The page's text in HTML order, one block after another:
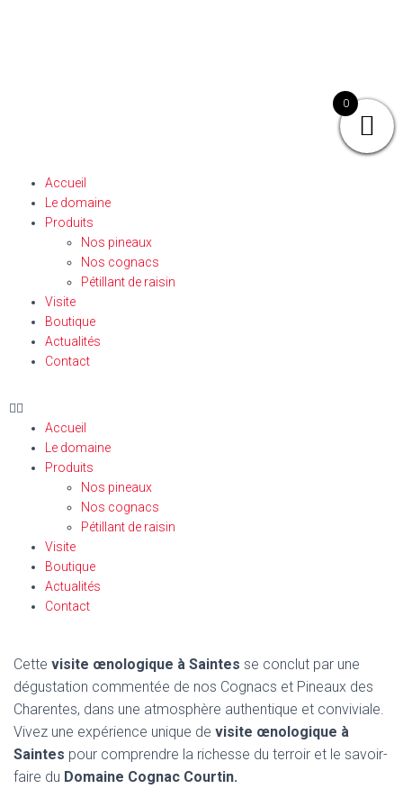
Accueil
Le domaine
Produits
Nos pineaux
Nos cognacs
Pétillant de raisin
Visite
Boutique
Actualités
Contact
Accueil
Le domaine
Produits
Nos pineaux
Nos cognacs
Pétillant de raisin
Visite
Boutique
Actualités
Contact
Cette visite œnologique à Saintes se conclut par une
dégustation commentée de nos Cognacs et Pineaux des
Charentes, dans une atmosphère authentique et conviviale.
Vivez une expérience unique de visite œnologique à
Saintes pour comprendre la richesse du terroir et le savoir-
faire du Domaine Cognac Courtin.
0